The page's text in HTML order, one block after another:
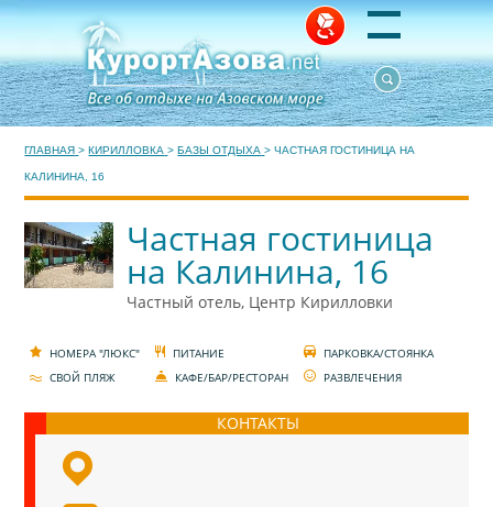
ГЛАВНАЯ >КИРИЛЛОВКА >БАЗЫ ОТДЫХА >ЧАСТНАЯ ГОСТИНИЦА НА
КАЛИНИНА, 16
Частная гостиница
на Калинина, 16
Частный отель, Центр Кирилловки
НОМЕРА "ЛЮКС" ПИТАНИЕ
ПАРКОВКА/СТОЯНКА
СВОЙ ПЛЯЖ
КАФЕ/БАР/РЕСТОРАН РАЗВЛЕЧЕНИЯ
КОНТАКТЫ